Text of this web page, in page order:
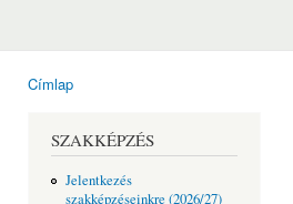
Címlap
SZAKKÉPZÉS
Jelentkezés
szakképzéseinkre (2026/27)